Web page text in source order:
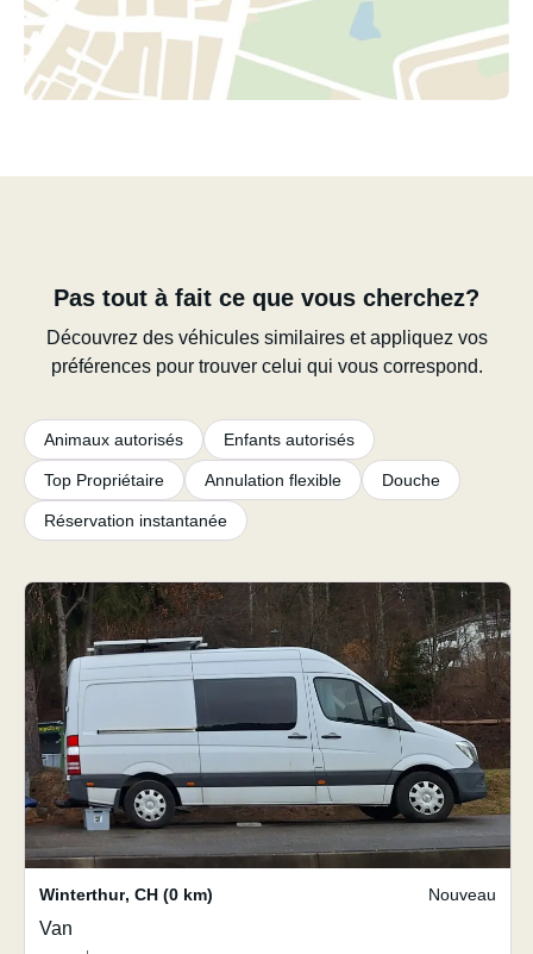
Pas tout à fait ce que vous cherchez?
Découvrez des véhicules similaires et appliquez vos
préférences pour trouver celui qui vous correspond.
Animaux autorisés Enfants autorisés
Top Propriétaire Annulation flexible Douche
Réservation instantanée
Winterthur, CH (0 km) Nouveau
Van